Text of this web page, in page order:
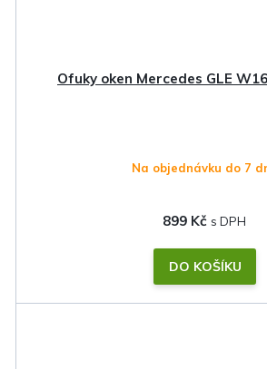
Ofuky oken Mercedes GLE
Na objednávku do 7
899 Kč
DO KOŠÍKU